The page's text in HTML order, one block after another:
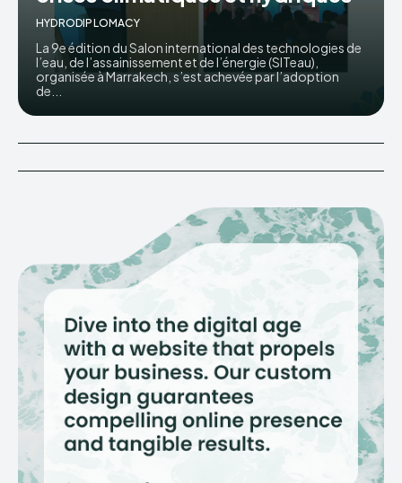
HYDRODIPLOMACY
La 9e édition du Salon international des technologies de
l’eau, de l’assainissement et de l’énergie (SITeau),
organisée à Marrakech, s’est achevée par l’adoption
de...